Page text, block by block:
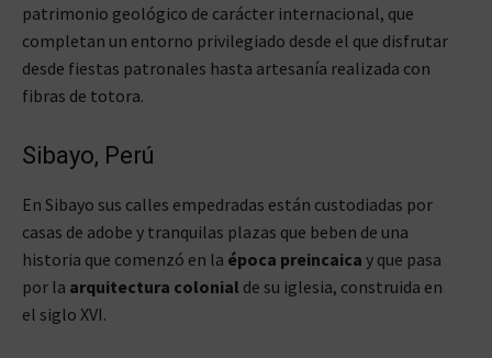
patrimonio geológico de carácter internacional, que
completan un entorno privilegiado desde el que disfrutar
desde fiestas patronales hasta artesanía realizada con
fibras de totora.
Sibayo, Perú
En Sibayo sus calles empedradas están custodiadas por
casas de adobe y tranquilas plazas que beben de una
historia que comenzó en la época preincaica y que pasa
por la arquitectura colonial de su iglesia, construida en
el siglo XVI.